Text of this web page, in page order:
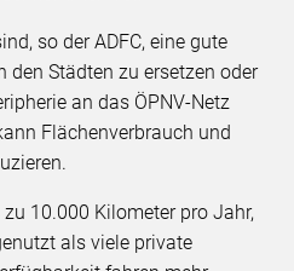
so der ADFC, eine gute
Städten zu ersetzen oder
an das ÖPNV-Netz
Flächenverbrauch und
10.000 Kilometer pro Jahr,
als viele private